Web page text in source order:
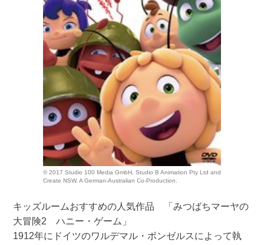
© 2017 Studio 100 Media GmbH, Studio B Animation Pty Ltd and
Create NSW. A German-Australian Co-Production.
キッズルームおすすめの人気作品 「みつばちマーヤの
大冒険2 ハニー・ゲーム」
1912年にドイツのワルデマル・ボンゼルスによって執